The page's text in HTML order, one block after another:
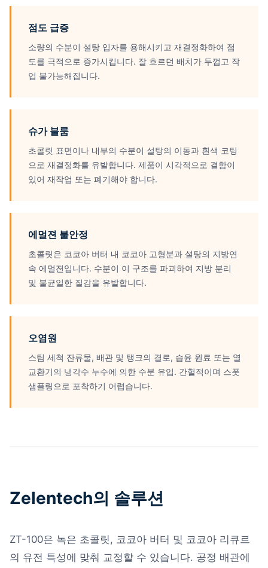
점도 급증
소량의 수분이 설탕 입자를 용해시키고 재결정화하여 점
도를 극적으로 증가시킵니다. 잘 흐르던 배치가 두껍고 작
업 불가능해집니다.
슈가 블룸
초콜릿 표면이나 내부의 수분이 설탕의 이동과 흰색 코팅
으로 재결정화를 유발합니다. 제품이 시각적으로 결함이
있어 재작업 또는 폐기해야 합니다.
에멀젼 불안정
초콜릿은 코코아 버터 내 코코아 고형분과 설탕의 지방연
속 에멀젼입니다. 수분이 이 구조를 파괴하여 지방 분리
및 불균일한 질감을 유발합니다.
오염원
스팀 세척 잔류물, 배관 및 탱크의 결로, 습윤 원료 또는 열
교환기의 냉각수 누수에 의한 수분 유입. 간헐적이며 스폿
샘플링으로 포착하기 어렵습니다.
Zelentech의 솔루션
ZT-100은 녹은 초콜릿, 코코아 버터 및 코코아 리큐르
의 유전 특성에 맞춰 교정할 수 있습니다. 공정 배관에